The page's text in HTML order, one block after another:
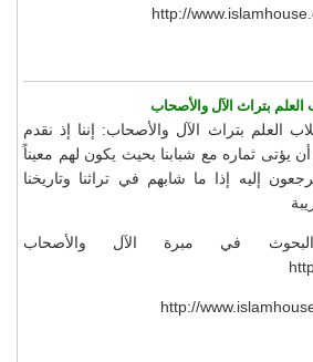
http://
العلم بتراث الآل والأصحاب
العلم بتراث الآل والأصحاب: إننا إذ نقدم
أن يؤتى ثماره مع شبابنا بحيث يكون لهم معيناً
إليه إذا ما شابهم في تراثنا وتاريخنا
في مبرة الآل والأصحاب
http://